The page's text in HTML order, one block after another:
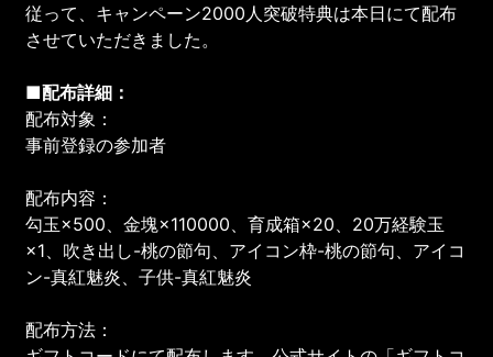
従って、キャンペーン2000人突破特典は本日にて配布
させていただきました。
■配布詳細：
配布対象：
事前登録の参加者
配布内容：
勾玉×500、金塊×110000、育成箱×20、20万経験玉
×1、吹き出し-桃の節句、アイコン枠-桃の節句、アイコ
ン-真紅魅炎、子供-真紅魅炎
配布方法：